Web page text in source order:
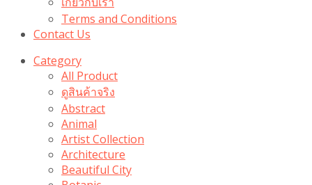
Terms and Conditions
Contact Us
Category
All Product
ดูสินค้าจริง
Abstract
Animal
Artist Collection
Architecture
Beautiful City